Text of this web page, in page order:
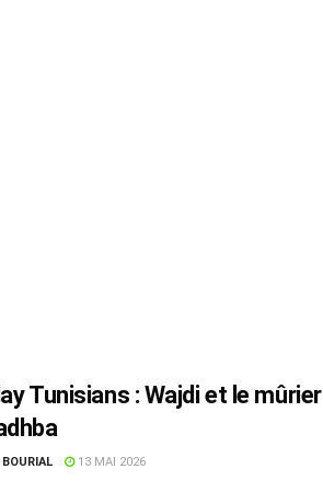
Tunisians : Wajdi et le mûrier
13 MAI 2026